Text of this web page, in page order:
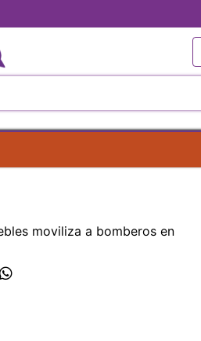
moviliza a bomberos en